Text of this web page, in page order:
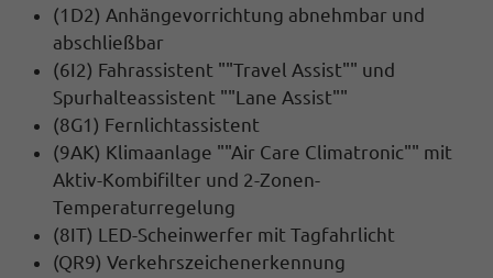
(1D2) Anhängevorrichtung abnehmbar und
abschließbar
(6I2) Fahrassistent ""Travel Assist"" und
Spurhalteassistent ""Lane Assist""
(8G1) Fernlichtassistent
(9AK) Klimaanlage ""Air Care Climatronic"" mit
Aktiv-Kombifilter und 2-Zonen-
Temperaturregelung
(8IT) LED-Scheinwerfer mit Tagfahrlicht
(QR9) Verkehrszeichenerkennung